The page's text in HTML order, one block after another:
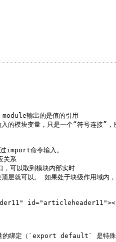
浏览器
| 编译时
| 否
。es module输出的是值的
模块变量，只是一个“符
import命令输入。
关系
可以取到模块内部实时
可以。 如果处于块级作用域内，
的绑定（`export default` 是特殊